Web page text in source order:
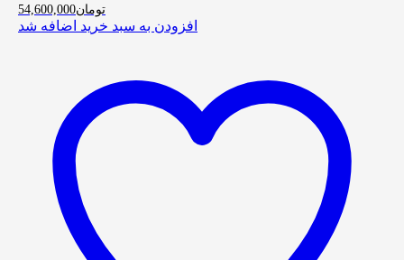
تومان54,600,000
افزودن به سبد خرید اضافه شد